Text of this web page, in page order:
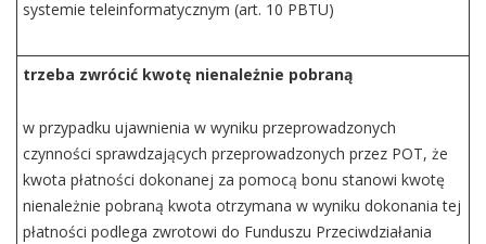
systemie teleinformatycznym (art. 10 PBTU)
trzeba zwrócić kwotę nienależnie pobraną
w przypadku ujawnienia w wyniku przeprowadzonych
czynności sprawdzających przeprowadzonych przez POT, że
kwota płatności dokonanej za pomocą bonu stanowi kwotę
nienależnie pobraną kwota otrzymana w wyniku dokonania tej
płatności podlega zwrotowi do Funduszu Przeciwdziałania